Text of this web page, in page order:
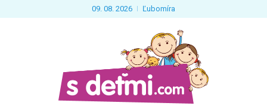
09. 08. 2026 Ľubomíra